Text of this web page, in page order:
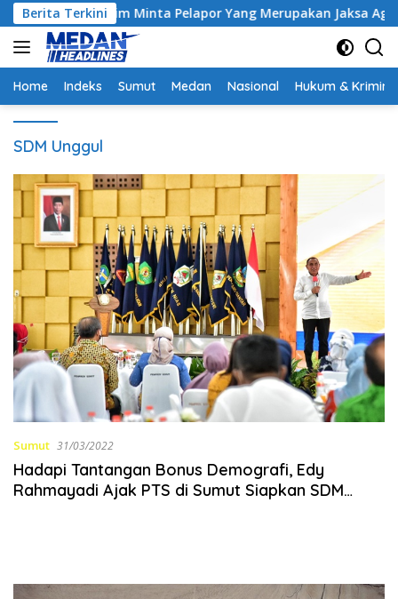
Langsung
ke
konten
Berita Terkini
Hakim Minta Pelapor Yang Merupakan Jaksa Agar
Home Indeks Sumut Medan Nasional Hukum &
SDM Unggul
Sumut 31/03/2022
Hadapi Tantangan Bonus Demografi, Edy
Rahmayadi Ajak PTS di Sumut Siapkan SDM